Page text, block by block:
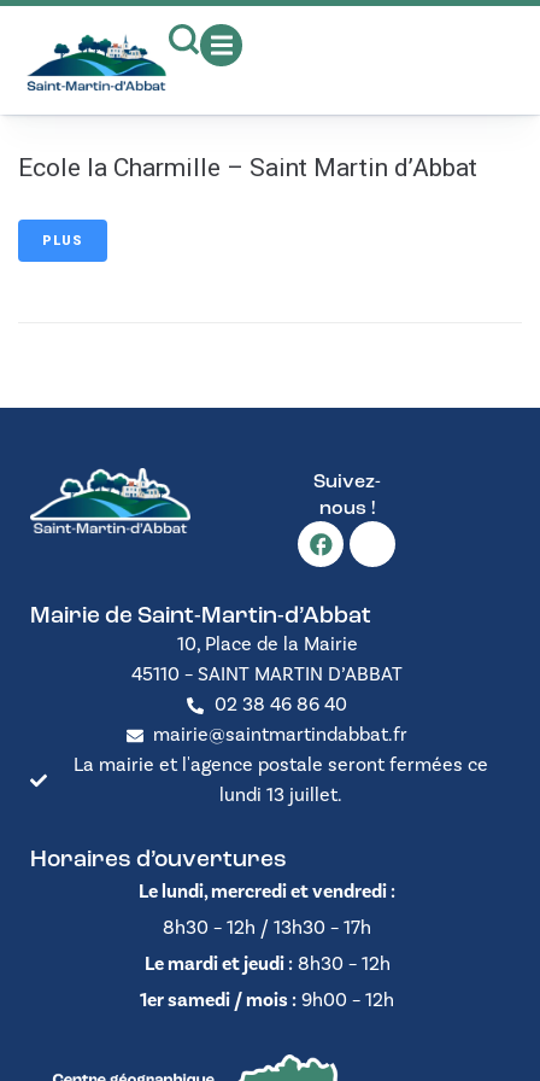
Ecole la Charmille – Saint Martin d’Abbat
PLUS
Suivez-
nous !
Mairie de Saint-Martin-d’Abbat
10, Place de la Mairie
45110 – SAINT MARTIN D’ABBAT
02 38 46 86 40
mairie@saintmartindabbat.fr
La mairie et l'agence postale seront fermées ce
lundi 13 juillet.
Horaires d’ouvertures
Le lundi, mercredi et vendredi :
8h30 – 12h / 13h30 – 17h
Le mardi et jeudi :8h30 – 12h
1er samedi / mois : 9h00 – 12h